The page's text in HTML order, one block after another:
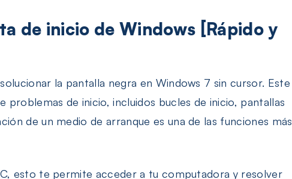
de inicio de Windows [Rápido y
la pantalla negra en Windows 7 sin cursor. Este
de inicio, incluidos bucles de inicio, pantallas
de un medio de arranque es una de las funciones más
esto te permite acceder a tu computadora y resolver